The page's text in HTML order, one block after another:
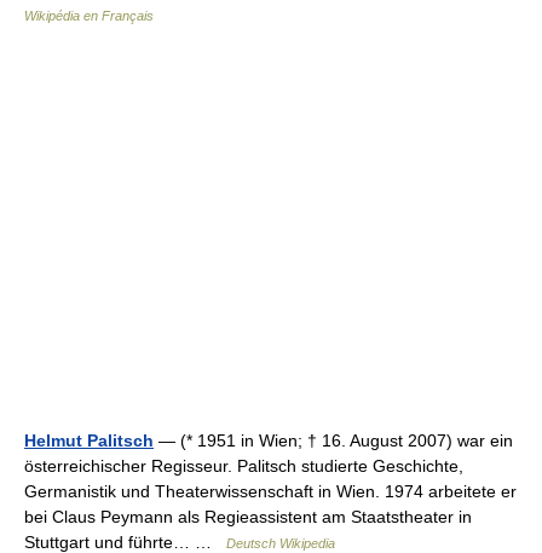
Wikipédia en Français
Helmut Palitsch — (* 1951 in Wien; † 16. August 2007) war ein
österreichischer Regisseur. Palitsch studierte Geschichte,
Germanistik und Theaterwissenschaft in Wien. 1974 arbeitete er
bei Claus Peymann als Regieassistent am Staatstheater in
Stuttgart und führte… …
Deutsch Wikipedia